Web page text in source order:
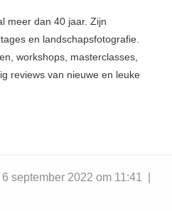
meer dan 40 jaar. Zijn
en landschapsfotografie.
workshops, masterclasses,
reviews van nieuwe en leuke
september 2022 om 11:41 |